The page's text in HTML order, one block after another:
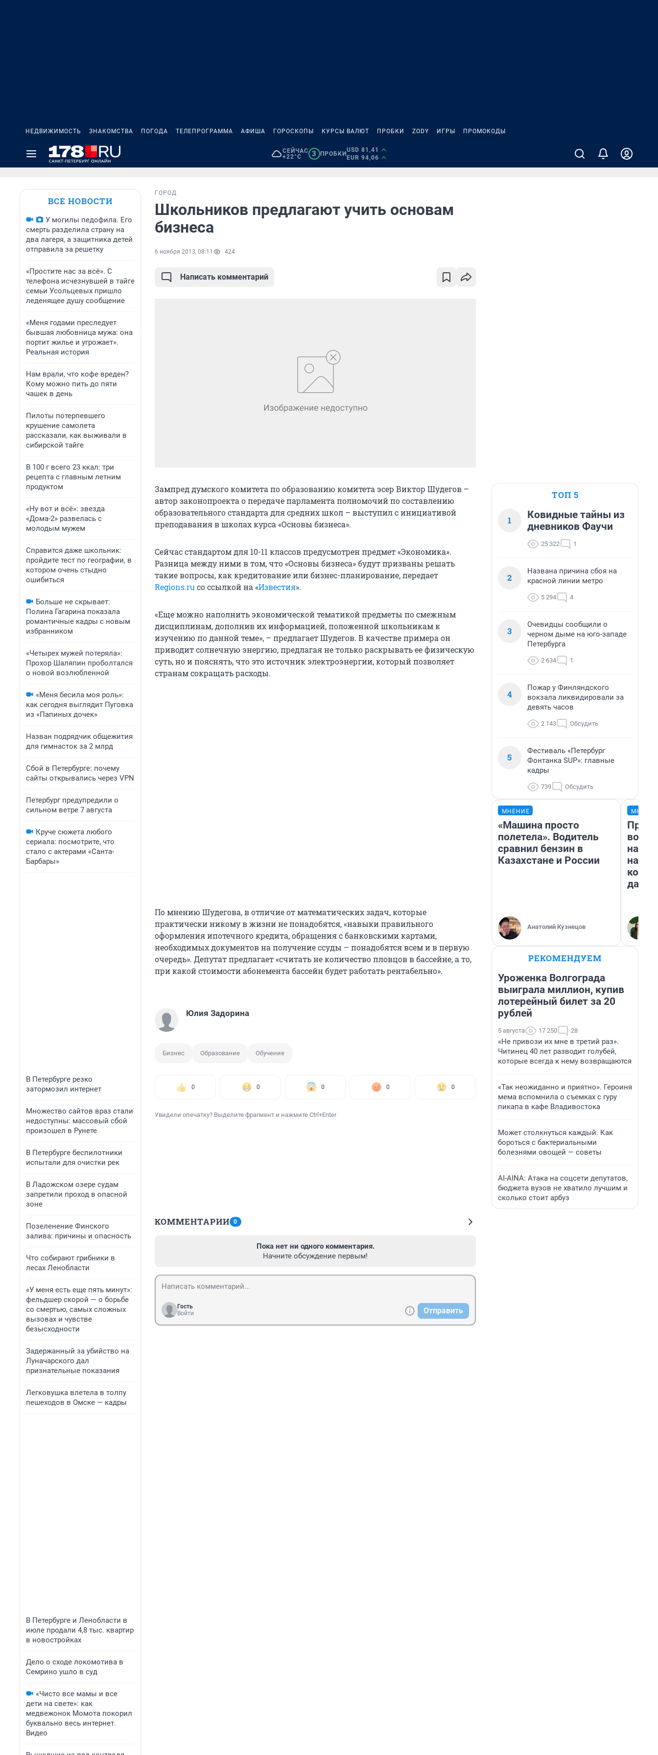
НЕДВИЖИМОСТЬ ЗНАКОМСТВА ПОГОДА ТЕЛЕПРОГРАММА АФИША ГОРОСКОПЫ КУРСЫ ВАЛЮТ ПРОБКИ ZODY ИГРЫ ПРОМОКОДЫ
СЕЙЧАС
+22°C
3 ПРОБКИ
USD 81,41
EUR 94,06
ВСЕ НОВОСТИ
У могилы педофила. Его
смерть разделила страну на
два лагеря, а защитника детей
отправила за решетку
«Простите нас за всё». С
телефона исчезнувшей в тайге
семьи Усольцевых пришло
леденящее душу сообщение
«Меня годами преследует
бывшая любовница мужа: она
портит жилье и угрожает».
Реальная история
Нам врали, что кофе вреден?
Кому можно пить до пяти
чашек в день
Пилоты потерпевшего
крушение самолета
рассказали, как выживали в
сибирской тайге
В 100 г всего 23 ккал: три
рецепта с главным летним
продуктом
«Ну вот и всё»: звезда
«Дома-2» развелась с
молодым мужем
Справится даже школьник:
пройдите тест по географии, в
котором очень стыдно
ошибиться
Больше не скрывает:
Полина Гагарина показала
романтичные кадры с новым
избранником
«Четырех мужей потеряла»:
Прохор Шаляпин проболтался
о новой возлюбленной
«Меня бесила моя роль»:
как сегодня выглядит Пуговка
из «Папиных дочек»
Назван подрядчик общежития
для гимнасток за 2 млрд
Сбой в Петербурге: почему
сайты открывались через VPN
Петербург предупредили о
сильном ветре 7 августа
Круче сюжета любого
сериала: посмотрите, что
стало с актерами «Санта-
Барбары»
В Петербурге резко
затормозил интернет
Множество сайтов враз стали
недоступны: массовый сбой
произошел в Рунете
В Петербурге беспилотники
испытали для очистки рек
В Ладожском озере судам
запретили проход в опасной
зоне
Позеленение Финского
залива: причины и опасность
Что собирают грибники в
лесах Ленобласти
«У меня есть еще пять минут»:
фельдшер скорой — о борьбе
со смертью, самых сложных
вызовах и чувстве
безысходности
Задержанный за убийство на
Луначарского дал
признательные показания
Легковушка влетела в толпу
пешеходов в Омске — кадры
В Петербурге и Ленобласти в
июле продали 4,8 тыс. квартир
в новостройках
Дело о сходе локомотива в
Семрино ушло в суд
«Чисто все мамы и все
дети на свете»: как
медвежонок Момота покорил
буквально весь интернет.
Видео
ГОРОД
Школьников предлагают учить основам
бизнеса
6 ноября 2013, 08:11 424
Написать комментарий
Зампред думского комитета по образованию комитета эсер Виктор Шудегов –
автор законопроекта о передаче парламента полномочий по составлению
образовательного стандарта для средних школ – выступил с инициативой
преподавания в школах курса «Основы бизнеса».
Сейчас стандартом для 10-11 классов предусмотрен предмет «Экономика».
Разница между ними в том, что «Основы бизнеса» будут призваны решать
такие вопросы, как кредитование или бизнес-планирование, передает
Regions.ru со ссылкой на «Известия».
«Еще можно наполнить экономической тематикой предметы по смежным
дисциплинам, дополнив их информацией, положенной школьникам к
изучению по данной теме», – предлагает Шудегов. В качестве примера он
приводит солнечную энергию, предлагая не только раскрывать ее физическую
суть, но и пояснять, что это источник электроэнергии, который позволяет
странам сокращать расходы.
По мнению Шудегова, в отличие от математических задач, которые
практически никому в жизни не понадобятся, «навыки правильного
оформления ипотечного кредита, обращения с банковскими картами,
необходимых документов на получение ссуды – понадобятся всем и в первую
очередь». Депутат предлагает «считать не количество пловцов в бассейне, а то,
при какой стоимости абонемента бассейн будет работать рентабельно».
Юлия Задорина
Бизнес Образование Обучение
0 0 0 0 0
Увидели опечатку? Выделите фрагмент и нажмите Ctrl+Enter
КОММЕНТАРИИ 0
Пока нет ни одного комментария.
Начните обсуждение первым!
Гость
Войти
Отправить
ТОП 5
1
Ковидные тайны из
дневников Фаучи
25 322 1
2
Названа причина сбоя на
красной линии метро
5 294 4
3
Очевидцы сообщили о
черном дыме на юго-западе
Петербурга
2 634 1
4
Пожар у Финляндского
вокзала ликвидировали за
девять часов
2 143 Обсудить
5
Фестиваль «Петербург
Фонтанка SUP»: главные
кадры
739 Обсудить
МНЕНИЕ
«Машина просто
полетела». Водитель
сравнил бензин в
Казахстане и России
Анатолий Кузнецов
нам
даже
РЕКОМЕНДУЕМ
Уроженка Волгограда
выиграла миллион, купив
лотерейный билет за 20
рублей
5 августа 17 250 28
«Не привози их мне в третий раз».
Читинец 40 лет разводит голубей,
которые всегда к нему возвращаются
«Так неожиданно и приятно». Героиня
мема вспомнила о съемках с гуру
пикапа в кафе Владивостока
Может столкнуться каждый. Как
бороться с бактериальными
болезнями овощей — советы
AI-AINA: Атака на соцсети депутатов,
бюджета вузов не хватило лучшим и
сколько стоит арбуз